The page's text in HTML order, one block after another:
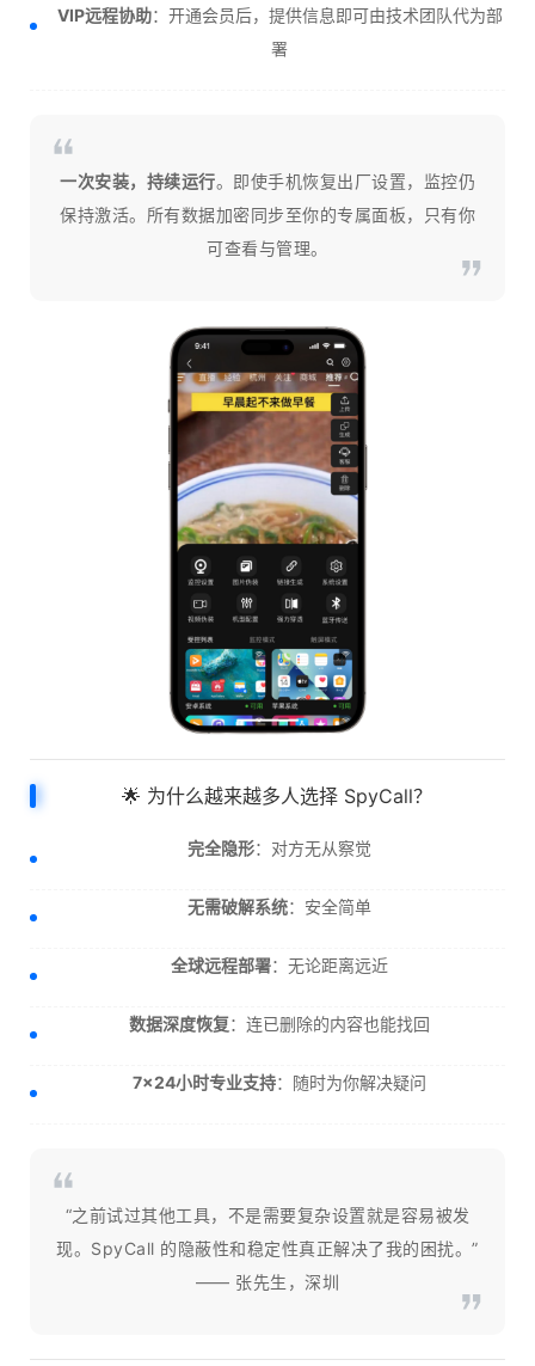
VIP远程协助：开通会员后，提供信息即可由技术团队代为部
署
一次安装，持续运行。即使手机恢复出厂设置，监控仍
保持激活。所有数据加密同步至你的专属面板，只有你
可查看与管理。
🌟 为什么越来越多人选择 SpyCall？
完全隐形：对方无从察觉
无需破解系统：安全简单
全球远程部署：无论距离远近
数据深度恢复：连已删除的内容也能找回
7×24小时专业支持：随时为你解决疑问
“之前试过其他工具，不是需要复杂设置就是容易被发
现。SpyCall 的隐蔽性和稳定性真正解决了我的困扰。”
—— 张先生，深圳